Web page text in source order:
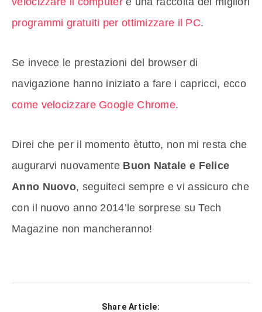
programmi gratuiti per ottimizzare il PC.
Se invece le prestazioni del browser di
navigazione hanno iniziato a fare i capricci, ecco
come velocizzare Google Chrome.
Direi che per il momento ètutto, non mi resta che
augurarvi nuovamente Buon Natale e Felice
Anno Nuovo, seguiteci sempre e vi assicuro che
con il nuovo anno 2014’le sorprese su Tech
Magazine non mancheranno!
Share Article: